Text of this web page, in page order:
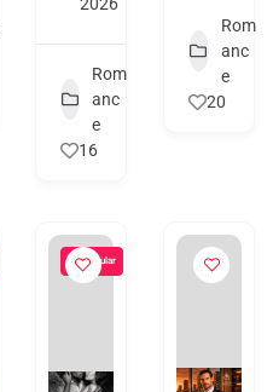
Rom
anc
e
16
Rom
anc
e
20
Popular